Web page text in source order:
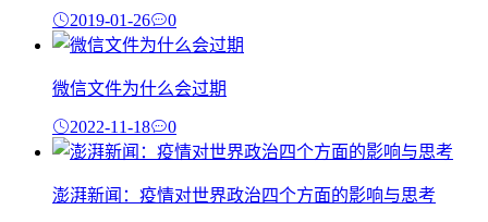
2019-01-26 0
微信文件为什么会过期
2022-11-18 0
澎湃新闻：疫情对世界政治四个方面的影响与思考